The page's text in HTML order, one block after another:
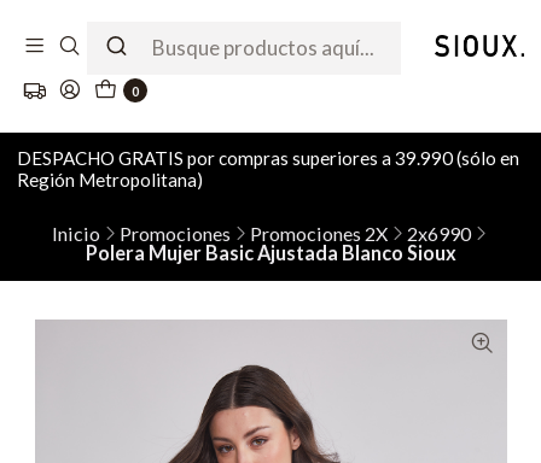
0
DESPACHO GRATIS por compras superiores a 39.990 (sólo en
Región Metropolitana)
Inicio Promociones Promociones 2X
2x6990
Polera Mujer Basic Ajustada Blanco Sioux